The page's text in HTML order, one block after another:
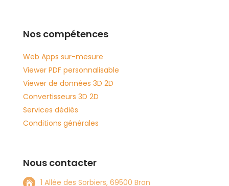
Nos compétences
Web Apps sur-mesure
Viewer PDF personnalisable
Viewer de données 3D 2D
Convertisseurs 3D 2D
Services dédiés
Conditions générales
Nous contacter
 1 Allée des Sorbiers, 69500 Bron